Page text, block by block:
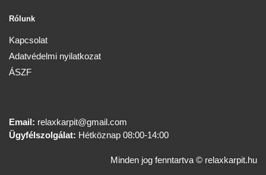
Rólunk
Kapcsolat
Adatvédelmi nyilatkozat
ÁSZF
Email: relaxkarpit@gmail.com
Ügyfélszolgálat: Hétköznap 08:00-14:00
Minden jog fenntartva © relaxkarpit.hu